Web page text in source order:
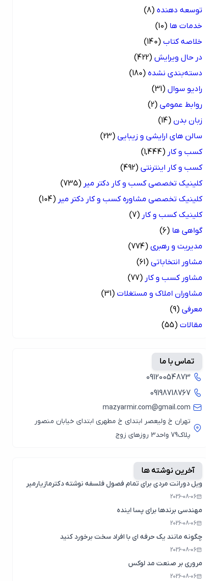
توسعه دهنده (8)
خدمات ها (10)
خلاصه کتاب (140)
در حال ویرایش (422)
دسته‌بندی نشده (180)
رادیو سوال (31)
روابط عمومی (2)
زبان بدن (14)
سالن های ارایشی و زیبایی (23)
کسب و کار (1,444)
کسب و کار اینترنتی (492)
کلینیک تخصصی کسب و کار دکتر میر (735)
کلینیک تخصصی مشاوره کسب و کار دکتر میر (104)
کلینیک کسب و کار (7)
گواهی ها (6)
مدیریت و رهبری (774)
مشاور انتخاباتی (61)
مشاور کسب و کار (77)
مشاوران املاک و مستغلات (31)
معرفی (9)
مقالات (55)
تماس با ما
09120054873
09198718767
mazyarmir.com@gmail.com
تهران خ ولیعصر ابتدای خ مطهری ابتدای خیابان منصور
پلاک79 واحد3 روزهای زوج
آخرین نوشته ها
ویل دورانت مردی برای تمام فصول فلسفه نوشته دکترمازیارمیر
2026-08-06
مهندسی برندها برای پسا اینده
2026-08-06
چگونه مانند یک حرفه ای با افراد سخت برخورد کنید
2026-08-06
مروری بر صنعت مد لوکس
2026-08-06